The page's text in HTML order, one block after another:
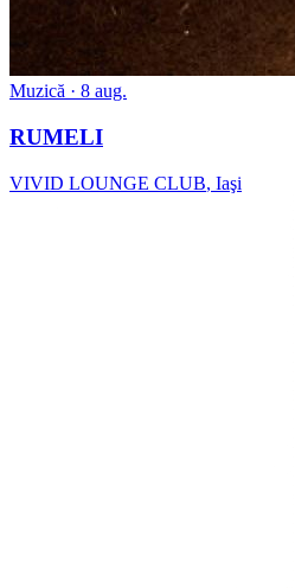
Muzică · 8 aug.
RUMELI
VIVID LOUNGE CLUB, Iaşi